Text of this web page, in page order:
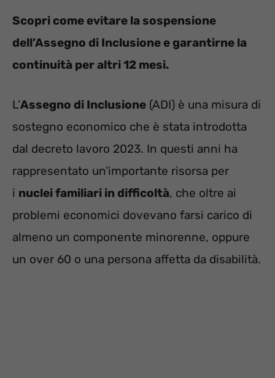
Scopri come evitare la sospensione
dell’Assegno di Inclusione e garantirne la
continuità per altri 12 mesi.
L’Assegno di Inclusione (ADI) è una misura di
sostegno economico che è stata introdotta
dal decreto lavoro 2023. In questi anni ha
rappresentato un’importante risorsa per
i nuclei familiari in difficoltà, che oltre ai
problemi economici dovevano farsi carico di
almeno un componente minorenne, oppure
un over 60 o una persona affetta da disabilità.